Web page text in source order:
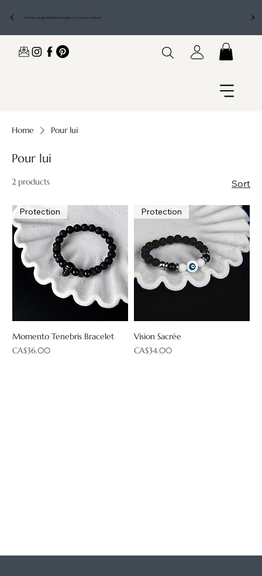
Livraison gratuite au Canada| sur tous les bijoux
Home Pour lui
Pour lui
2 products Sort
Protection
Momento Tenebris Bracelet
Price
CA$36.00
Protection
Vision Sacrée
Price
CA$34.00